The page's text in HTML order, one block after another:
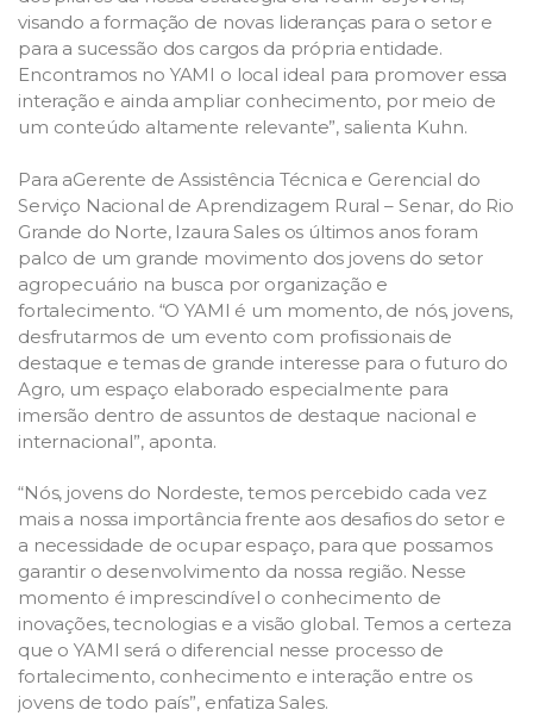
visando a formação de novas lideranças para o setor e
para a sucessão dos cargos da própria entidade.
Encontramos no YAMI o local ideal para promover essa
interação e ainda ampliar conhecimento, por meio de
um conteúdo altamente relevante”, salienta Kuhn.
Para aGerente de Assistência Técnica e Gerencial do
Serviço Nacional de Aprendizagem Rural – Senar, do Rio
Grande do Norte, Izaura Sales os últimos anos foram
palco de um grande movimento dos jovens do setor
agropecuário na busca por organização e
fortalecimento. “O YAMI é um momento, de nós, jovens,
desfrutarmos de um evento com profissionais de
destaque e temas de grande interesse para o futuro do
Agro, um espaço elaborado especialmente para
imersão dentro de assuntos de destaque nacional e
internacional”, aponta.
“Nós, jovens do Nordeste, temos percebido cada vez
mais a nossa importância frente aos desafios do setor e
a necessidade de ocupar espaço, para que possamos
garantir o desenvolvimento da nossa região. Nesse
momento é imprescindível o conhecimento de
inovações, tecnologias e a visão global. Temos a certeza
que o YAMI será o diferencial nesse processo de
fortalecimento, conhecimento e interação entre os
jovens de todo país”, enfatiza Sales.